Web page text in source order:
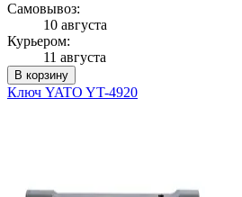
Самовывоз:
10 августа
Курьером:
11 августа
В корзину
Ключ YATO YT-4920